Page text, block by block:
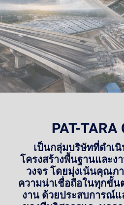
PAT-TARA
เป็นกลุ่มบริษัทที่ดำเ
โครงสร้างพื้นฐานและง
วงจร โดยมุ่งเน้นคุณภ
ความน่าเชื่อถือในทุกขั้น
งาน ด้วยประสบการณ์